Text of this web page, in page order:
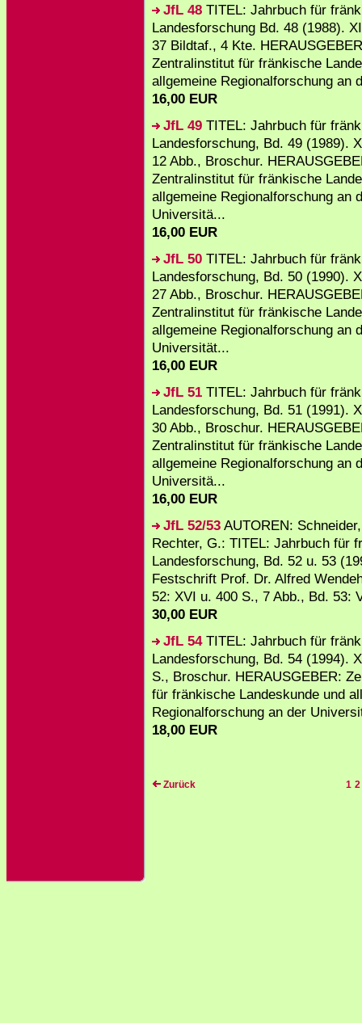
JfL 48 TITEL: Jahrbuch für
Landesforschung Bd. 48 (1988).
37 Bildtaf., 4 Kte.
Zentralinstitut für fränkische
allgemeine Regionalforschung an
16,00 EUR
JfL 49 TITEL: Jahrbuch für
Landesforschung, Bd. 49 (1989).
12 Abb., Broschur.
Zentralinstitut für fränkische
allgemeine Regionalforschung an
Universitä...
16,00 EUR
JfL 50 TITEL: Jahrbuch für
Landesforschung, Bd. 50 (1990).
27 Abb., Broschur.
Zentralinstitut für fränkische
allgemeine Regionalforschung an
Universität...
16,00 EUR
JfL 51 TITEL: Jahrbuch für
Landesforschung, Bd. 51 (1991).
30 Abb., Broschur.
Zentralinstitut für fränkische
allgemeine Regionalforschung an
Universitä...
16,00 EUR
JfL 52/53 AUTOREN:
Rechter, G.: TITEL: Jahrbuch für
Landesforschung, Bd. 52 u. 53
Festschrift Prof. Dr. Alfred
52: XVI u. 400 S., 7 Abb., Bd. 53:
30,00 EUR
JfL 54TITEL: Jahrbuch für
Landesforschung, Bd. 54 (1994).
S., Broschur. HERAUSGEBER:
für fränkische Landeskunde und
Regionalforschung an der
18,00 EUR
Zurück 1 2